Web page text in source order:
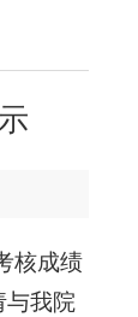
核成绩
与我院